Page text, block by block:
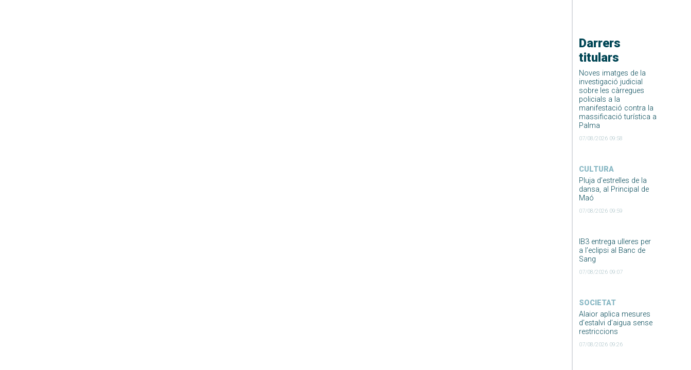
Darrers
titulars
Noves imatges de la
investigació judicial
sobre les càrregues
policials a la
manifestació contra la
massificació turística a
Palma
07/08/2026 09:58
CULTURA
Pluja d’estrelles de la
dansa, al Principal de
Maó
07/08/2026 09:59
IB3 entrega ulleres per
a l’eclipsi al Banc de
Sang
07/08/2026 09:07
SOCIETAT
Alaior aplica mesures
d’estalvi d’aigua sense
restriccions
07/08/2026 09:26